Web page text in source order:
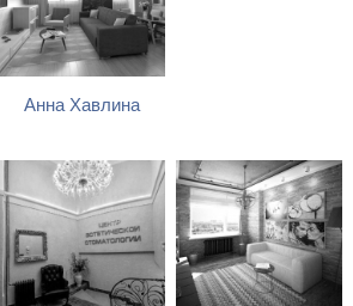
Анна Хавлина